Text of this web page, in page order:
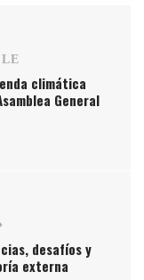
climática
General
desafíos y
externa